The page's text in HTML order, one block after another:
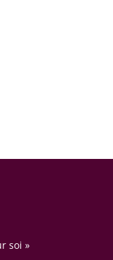
soi »